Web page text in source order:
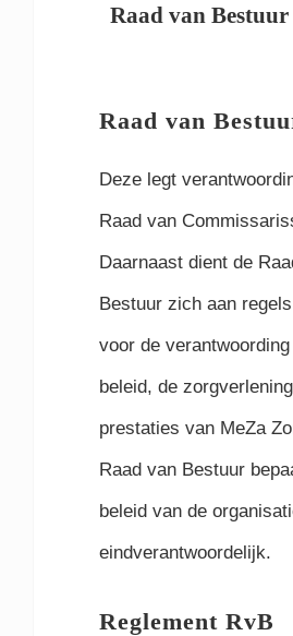
Raad van Bestuur
Raad van
Deze legt
Raad van
Daarnaast dient de
Bestuur zich aan
voor de
beleid, de
prestaties van MeZa
Raad van Bestuur
beleid van de
eindverantwoordelijk.
Reglement RvB